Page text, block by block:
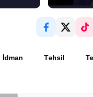
İdman Təhsil